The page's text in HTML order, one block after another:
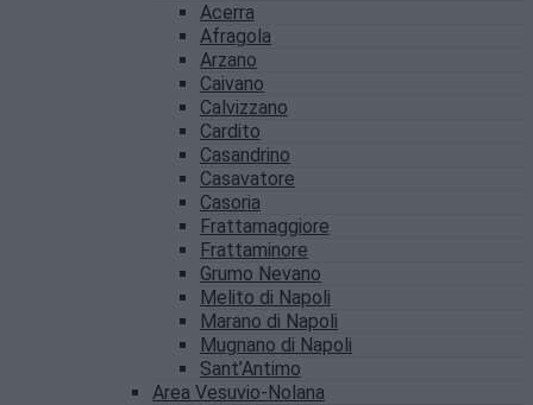
Acerra
Afragola
Arzano
Caivano
Calvizzano
Cardito
Casandrino
Casavatore
Casoria
Frattamaggiore
Frattaminore
Grumo Nevano
Melito di Napoli
Marano di Napoli
Mugnano di Napoli
Sant’Antimo
Area Vesuvio-Nolana